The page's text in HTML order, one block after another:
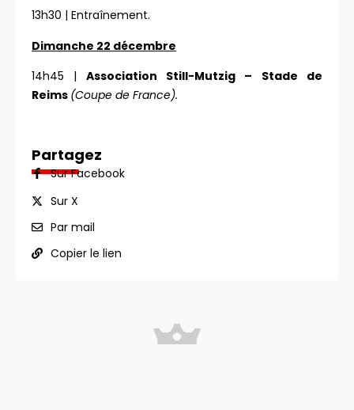
13h30 | Entraînement.
Dimanche 22 décembre
14h45 | Association Still-Mutzig – Stade de
Reims (Coupe de France).
Partagez
Sur Facebook
Sur X
Par mail
Copier le lien